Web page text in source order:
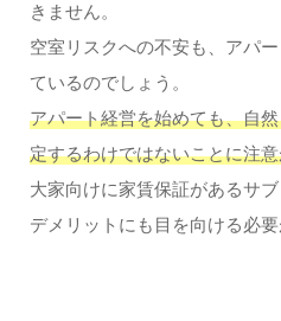
きません。
空室リスクへの不安も、アパ
ているのでしょう。
アパート経営を始めても、自
定するわけではないことに注
大家向けに家賃保証があるサ
デメリットにも目を向ける必要